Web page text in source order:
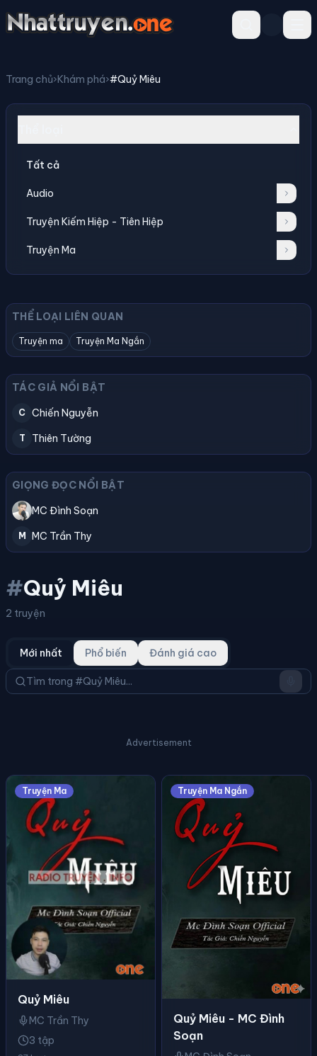
Trang chủ›Khám phá›#Quỷ Miêu
Tất cả
Audio
Truyện Kiếm Hiệp - Tiên Hiệp
Truyện Ma
THỂ LOẠI LIÊN QUAN
Truyện ma Truyện Ma Ngắn
TÁC GIẢ NỔI BẬT
C Chiến Nguyễn
T Thiên Tường
GIỌNG ĐỌC NỔI BẬT
MC Đình Soạn
M MC Trần Thy
#Quỷ Miêu
2 truyện
Mới nhất Phổ biến Đánh giá cao
Advertisement
Truyện Ma
Quỷ Miêu
MC Trần Thy
3 tập
Truyện Ma Ngắn
Quỷ Miêu - MC Đình
Soạn